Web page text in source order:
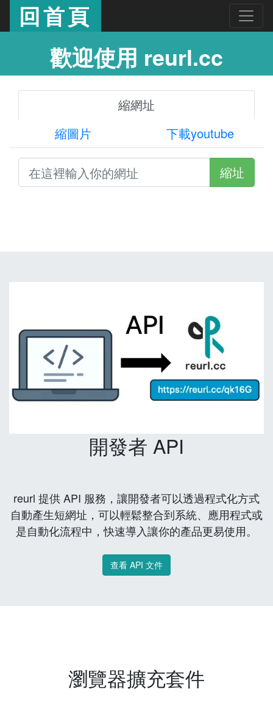
回首頁
歡迎使用 reurl.cc
縮網址
縮圖片
下載youtube
縮址
開發者 API
reurl 提供 API 服務，讓開發者可以透過程式化方式
自動產生短網址，可以輕鬆整合到系統、應用程式或
是自動化流程中，快速導入讓你的產品更易使用。
查看 API 文件
瀏覽器擴充套件